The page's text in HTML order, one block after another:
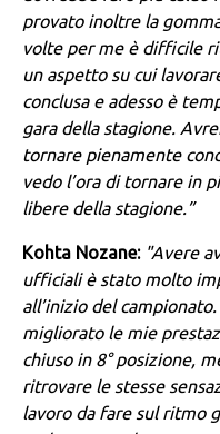
provato inoltre la
volte per me è difficile
un aspetto su cui
conclusa e adesso è
gara della stagione.
tornare pienamente
vedo l’ora di tornare in
libere della stagione.”
Kohta Nozane: "Avere
ufficiali è stato molto
all’inizio del
migliorato le mie
chiuso in 8° posizione,
ritrovare le stesse
lavoro da fare sul ritmo